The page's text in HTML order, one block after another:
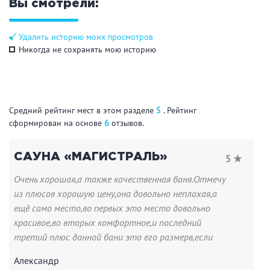
Кухня
Удобства
На берегу водоема
Комната отдыха
Собственная парковка
WI-FI
Детская комната
Сеновал
Вы смотрели:
Удалить историю моих просмотров
Никогда не сохранять мою историю
Средний рейтинг мест в этом разделе 5 . Рейтинг
сформирован на основе 6 отзывов.
САУНА «МАГИСТРАЛЬ»
5 ★
Очень хорошая,а также качественная баня.Отмечу
из плюсов хорошую цену,она довольно неплохая,а
ещё само место,во первых это место довольно
красивое,во вторых комфортное,и последний
третий плюс данной бани это его размерв,если
победа данной бани,исходя из этих плюсах я
Александр